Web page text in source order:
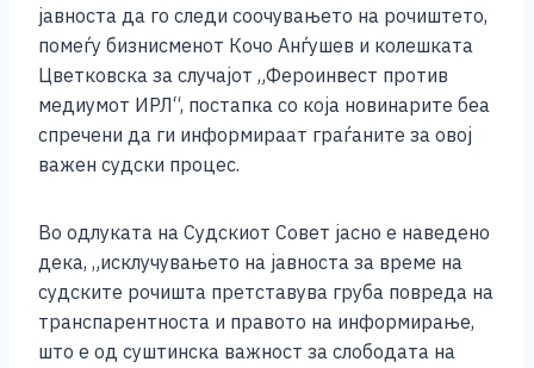
јавноста да го следи соочувањето на рочиштето,
помеѓу бизнисменот Кочо Анѓушев и колешката
Цветковска за случајот „Фероинвест против
медиумот ИРЛ“, постапка со која новинарите беа
спречени да ги информираат граѓаните за овој
важен судски процес.
Во одлуката на Судскиот Совет јасно е наведено
дека, „исклучувањето на јавноста за време на
судските рочишта претставува груба повреда на
транспарентноста и правото на информирање,
што е од суштинска важност за слободата на